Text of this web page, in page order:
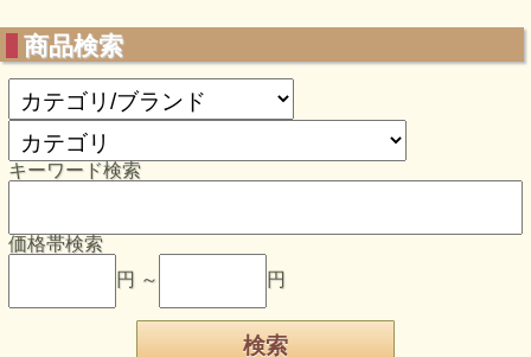
商品検索
キーワード検索
価格帯検索
円 ～
円